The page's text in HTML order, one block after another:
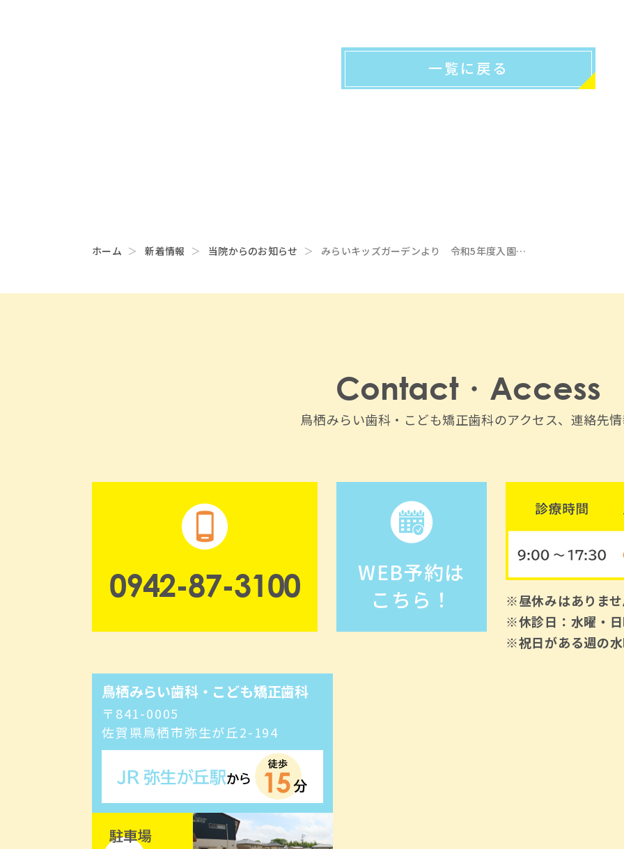
一覧に戻る
ホーム 新着情報 当院からのお知らせ みらいキッズガーデンより 令和5年度入園…
Contact・Access
鳥栖みらい歯科・こども矯正歯科のアクセス、連絡先
0942-87-3100
WEB予約は
こちら！
※昼休みはありま
※休診日：水曜・
※祝日がある週の
鳥栖みらい歯科・こども矯正歯科
〒841-0005
佐賀県鳥栖市弥生が丘2-194